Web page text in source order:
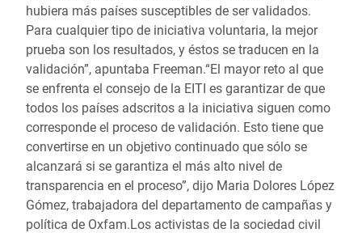
hubiera más países susceptibles de ser validados.
Para cualquier tipo de iniciativa voluntaria, la mejor
prueba son los resultados, y éstos se traducen en la
validación”, apuntaba Freeman.“El mayor reto al que
se enfrenta el consejo de la EITI es garantizar de que
todos los países adscritos a la iniciativa siguen como
corresponde el proceso de validación. Esto tiene que
convertirse en un objetivo continuado que sólo se
alcanzará si se garantiza el más alto nivel de
transparencia en el proceso”, dijo Maria Dolores López
Gómez, trabajadora del departamento de campañas y
política de Oxfam.Los activistas de la sociedad civil